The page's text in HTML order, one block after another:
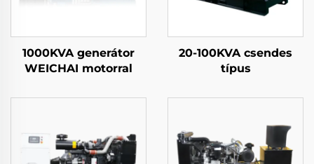
1000KVA generátor
WEICHAI motorral
20-100KVA csendes
típus